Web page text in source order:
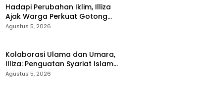
Hadapi Perubahan Iklim, Illiza
Ajak Warga Perkuat Gotong
Royong dan Kampung Proklim
Agustus 5, 2026
Kolaborasi Ulama dan Umara,
Illiza: Penguatan Syariat Islam
Tanggung Jawab Bersama
Agustus 5, 2026